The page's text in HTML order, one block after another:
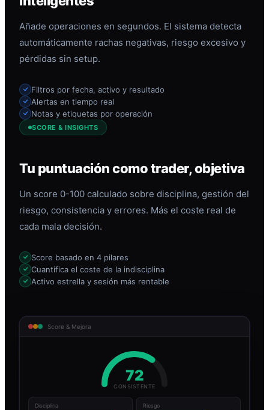
Añade operaciones en segundos. El sistema detecta
automáticamente rachas negativas, riesgo excesivo y
pérdidas sin setup.
Filtros por fecha, activo y resultado
Alertas en tiempo real
Notas y etiquetas por operación
SCORE & INSIGHTS
Tu puntuación como trader, objetiva
Un score 0-100 calculado sobre disciplina, gestión del
riesgo, consistencia y errores. Más el coste real de
cada mala decisión.
Score basado en 4 pilares
Cuantifica el coste de la indisciplina
Activo estrella y sesión más rentable
Score & Mejora
72
CONSISTENTE
Disciplina Riesgo